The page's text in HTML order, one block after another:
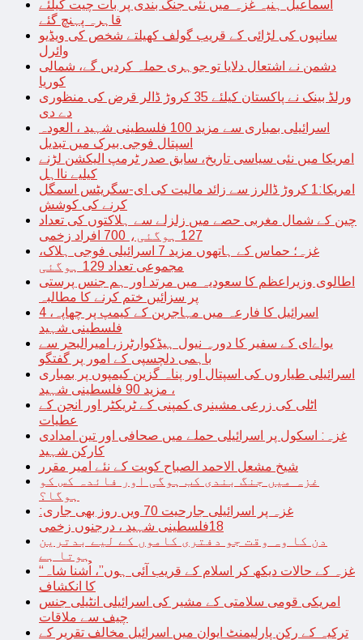
اسماعیل ہنیہ غزہ میں نئی جنگ بندی پر بات چیت کیلئے
قاہرہ پہنچ گئے
سانپوں کی لڑائی کے قریب گولف کھیلتے شخص کی ویڈیو
وائرل
دشمن نے اشتعال دلایا تو جوہری حملہ کردیں گے، شمالی
کوریا
ورلڈ بینک نے پاکستان کیلئے 35 کروڑ ڈالر قرض کی منظوری
دے دی
اسرائیلی بمباری سے مزید 100 فلسطینی شہید ، العودہ
اسپتال فوجی بیرک میں تبدیل
امریکا میں نئی سیاسی تاریخ، سابق صدر ٹرمپ الیکشن لڑنے
کیلیے نااہل
امریکا:1 کروڑ ڈالرز سے زائد مالیت کی ای-سگریٹس اسمگل
کرنے کی کوشش
چین کے شمال مغربی حصے میں زلزلے سے ہلاکتوں کی تعداد
127 ہوگئی، 700 افراد زخمی
غزہ؛ حماس کے ہاتھوں مزید 7 اسرائیلی فوجی ہلاک،
مجموعی تعداد 129 ہوگئی
اطالوی وزیراعظم کا سعودیہ میں مرتد اور ہم جنس پرستی
پر سزائیں ختم کرنے کا مطالبہ
اسرائیل کا فارعہ میں مہاجرین کے کیمپ پر چھاپہ، 4
فلسطینی شہید
یواےای کے سفیر کا دورہ نیول ہیڈکوارٹرز، امیرالبحر سے
باہمی دلچسپی کے امور پر گفتگو
اسرائیلی طیاروں کی اسپتال اور پناہ گزین کیمپوں پر بمباری
، مزید 90 فلسطینی شہید
اٹلی کی زرعی مشینری کمپنی کے ٹریکٹر اور انجن کے
عطیات
غزہ: اسکول پر اسرائیلی حملے میں صحافی اور تین امدادی
کارکن شہید
شیخ مشعل الاحمد الصباح کویت کے نئے امیر مقرر
غزہ میں جنگ بندی کب ہوگی اور فائدہ کس کو
ہوگا؟
غزہ پر اسرائیلی جارحیت 70 ویں روز بھی جاری:
18فلسطینی شہید ، درجنوں زخمی
دن کا وہ وقت جو دفتری کاموں کے لیے بدترین
ہوتا ہے
“غزہ کے حالات دیکھ کر اسلام کے قریب آئی ہوں”، اُشنا شاہ
کا انکشاف
امریکی قومی سلامتی کے مشیر کی اسرائیلی انٹیلی جنس
چیف سے ملاقات
ترکیہ کے رکن پارلیمنٹ ایوان میں اسرائیل مخالف تقریر کے